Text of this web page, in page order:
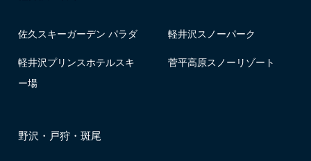
佐久スキーガーデン パラダ 軽井沢スノーパーク
軽井沢プリンスホテルスキ
ー場
菅平高原スノーリゾート
野沢・戸狩・斑尾